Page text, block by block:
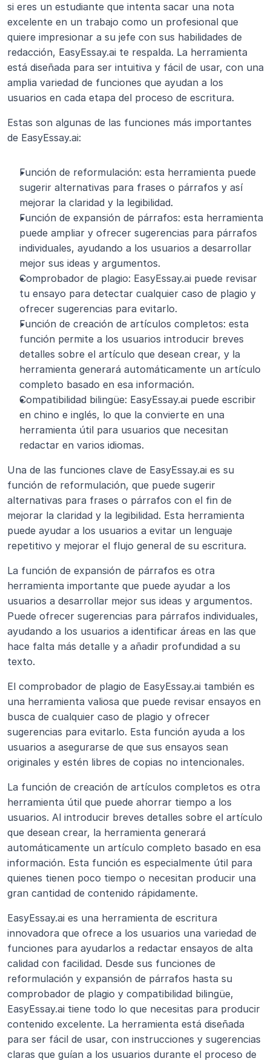
si eres un estudiante que intenta sacar una nota
excelente en un trabajo como un profesional que
quiere impresionar a su jefe con sus habilidades de
redacción, EasyEssay.ai te respalda. La herramienta
está diseñada para ser intuitiva y fácil de usar, con una
amplia variedad de funciones que ayudan a los
usuarios en cada etapa del proceso de escritura.
Estas son algunas de las funciones más importantes
de EasyEssay.ai:
Función de reformulación: esta herramienta puede
sugerir alternativas para frases o párrafos y así
mejorar la claridad y la legibilidad.
Función de expansión de párrafos: esta herramienta
puede ampliar y ofrecer sugerencias para párrafos
individuales, ayudando a los usuarios a desarrollar
mejor sus ideas y argumentos.
Comprobador de plagio: EasyEssay.ai puede revisar
tu ensayo para detectar cualquier caso de plagio y
ofrecer sugerencias para evitarlo.
Función de creación de artículos completos: esta
función permite a los usuarios introducir breves
detalles sobre el artículo que desean crear, y la
herramienta generará automáticamente un artículo
completo basado en esa información.
Compatibilidad bilingüe: EasyEssay.ai puede escribir
en chino e inglés, lo que la convierte en una
herramienta útil para usuarios que necesitan
redactar en varios idiomas.
Una de las funciones clave de EasyEssay.ai es su
función de reformulación, que puede sugerir
alternativas para frases o párrafos con el fin de
mejorar la claridad y la legibilidad. Esta herramienta
puede ayudar a los usuarios a evitar un lenguaje
repetitivo y mejorar el flujo general de su escritura.
La función de expansión de párrafos es otra
herramienta importante que puede ayudar a los
usuarios a desarrollar mejor sus ideas y argumentos.
Puede ofrecer sugerencias para párrafos individuales,
ayudando a los usuarios a identificar áreas en las que
hace falta más detalle y a añadir profundidad a su
texto.
El comprobador de plagio de EasyEssay.ai también es
una herramienta valiosa que puede revisar ensayos en
busca de cualquier caso de plagio y ofrecer
sugerencias para evitarlo. Esta función ayuda a los
usuarios a asegurarse de que sus ensayos sean
originales y estén libres de copias no intencionales.
La función de creación de artículos completos es otra
herramienta útil que puede ahorrar tiempo a los
usuarios. Al introducir breves detalles sobre el artículo
que desean crear, la herramienta generará
automáticamente un artículo completo basado en esa
información. Esta función es especialmente útil para
quienes tienen poco tiempo o necesitan producir una
gran cantidad de contenido rápidamente.
EasyEssay.ai es una herramienta de escritura
innovadora que ofrece a los usuarios una variedad de
funciones para ayudarlos a redactar ensayos de alta
calidad con facilidad. Desde sus funciones de
reformulación y expansión de párrafos hasta su
comprobador de plagio y compatibilidad bilingüe,
EasyEssay.ai tiene todo lo que necesitas para producir
contenido excelente. La herramienta está diseñada
para ser fácil de usar, con instrucciones y sugerencias
claras que guían a los usuarios durante el proceso de